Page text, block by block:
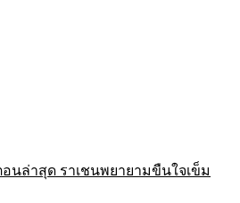
ตอนล่าสุด ราเชนพยายามขืนใจเข็ม